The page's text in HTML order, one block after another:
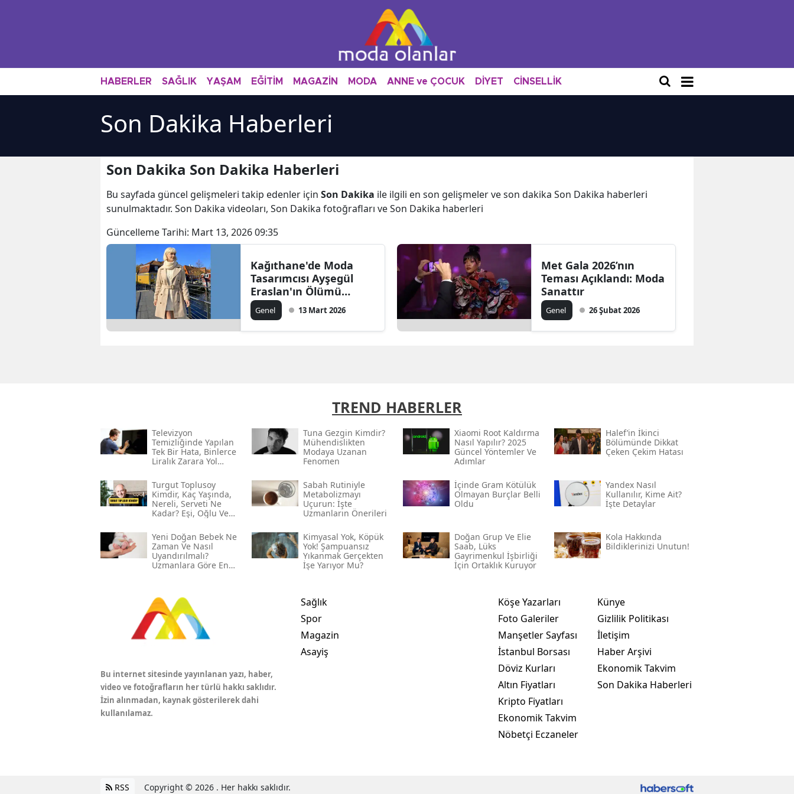
HABERLER SAĞLIK YAŞAM EĞİTİM MAGAZİN MODA ANNE ve ÇOCUK DİYET CİNSELLİK
Son Dakika Haberleri
Son Dakika Son Dakika Haberleri
Bu sayfada güncel gelişmeleri takip edenler için Son Dakika ile ilgili en son gelişmeler ve son dakika Son Dakika haberleri
sunulmaktadır. Son Dakika videoları, Son Dakika fotoğrafları ve Son Dakika haberleri
Güncelleme Tarihi: Mart 13, 2026 09:35
Kağıthane'de Moda
Tasarımcısı Ayşegül
Eraslan'ın Ölümü
Üzerine Soruşturma
Başlatıldı
Genel 13 Mart 2026
Met Gala 2026’nın
Teması Açıklandı: Moda
Sanattır
Genel 26 Şubat 2026
TREND HABERLER
Televizyon
Temizliğinde Yapılan
Tek Bir Hata, Binlerce
Liralık Zarara Yol
Tuna Gezgin Kimdir?
Mühendislikten
Modaya Uzanan
Fenomen
Xiaomi Root Kaldırma
Nasıl Yapılır? 2025
Güncel Yöntemler Ve
Adımlar
Halef’in İkinci
Bölümünde Dikkat
Çeken Çekim Hatası
Turgut Toplusoy
Kimdir, Kaç Yaşında,
Nereli, Serveti Ne
Kadar? Eşi, Oğlu Ve
Sabah Rutiniyle
Metabolizmayı
Uçurun: İşte
Uzmanların Önerileri
İçinde Gram Kötülük
Olmayan Burçlar Belli
Oldu
Yandex Nasıl
Kullanılır, Kime Ait?
İşte Detaylar
Yeni Doğan Bebek Ne
Zaman Ve Nasıl
Uyandırılmalı?
Uzmanlara Göre En
Kimyasal Yok, Köpük
Yok! Şampuansız
Yıkanmak Gerçekten
İşe Yarıyor Mu?
Doğan Grup Ve Elie
Saab, Lüks
Gayrimenkul İşbirliği
İçin Ortaklık Kuruyor
Kola Hakkında
Bildiklerinizi Unutun!
Bu internet sitesinde yayınlanan yazı, haber,
video ve fotoğrafların her türlü hakkı saklıdır.
İzin alınmadan, kaynak gösterilerek dahi
kullanılamaz.
Sağlık
Spor
Magazin
Asayiş
Köşe Yazarları
Foto Galeriler
Manşetler Sayfası
İstanbul Borsası
Döviz Kurları
Altın Fiyatları
Kripto Fiyatları
Ekonomik Takvim
Nöbetçi Eczaneler
Künye
Gizlilik Politikası
İletişim
Haber Arşivi
Ekonomik Takvim
Son Dakika Haberleri
RSS Copyright © 2026 . Her hakkı saklıdır.